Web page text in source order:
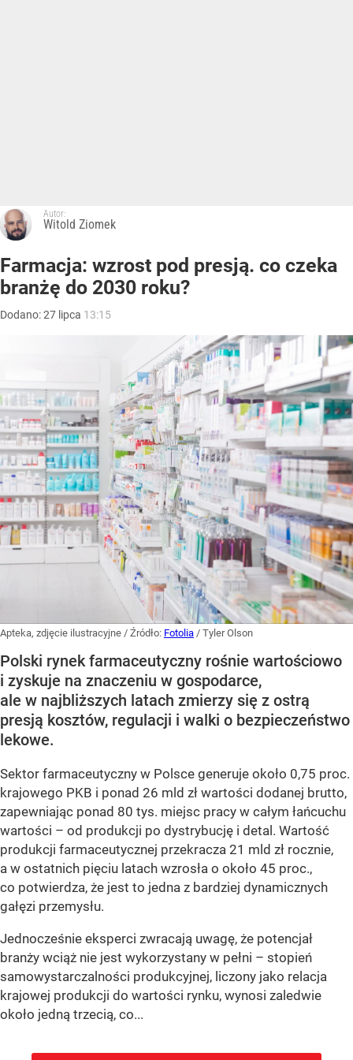
Autor:
Witold Ziomek
Farmacja: wzrost pod presją. co czeka
branżę do 2030 roku?
Dodano:27 lipca 13:15
Apteka, zdjęcie ilustracyjne / Źródło: Fotolia / Tyler Olson
Polski rynek farmaceutyczny rośnie wartościowo
i zyskuje na znaczeniu w gospodarce,
ale w najbliższych latach zmierzy się z ostrą
presją kosztów, regulacji i walki o bezpieczeństwo
lekowe.
Sektor farmaceutyczny w Polsce generuje około 0,75 proc.
krajowego PKB i ponad 26 mld zł wartości dodanej brutto,
zapewniając ponad 80 tys. miejsc pracy w całym łańcuchu
wartości – od produkcji po dystrybucję i detal. Wartość
produkcji farmaceutycznej przekracza 21 mld zł rocznie,
a w ostatnich pięciu latach wzrosła o około 45 proc.,
co potwierdza, że jest to jedna z bardziej dynamicznych
gałęzi przemysłu.
Jednocześnie eksperci zwracają uwagę, że potencjał
branży wciąż nie jest wykorzystany w pełni – stopień
samowystarczalności produkcyjnej, liczony jako relacja
krajowej produkcji do wartości rynku, wynosi zaledwie
około jedną trzecią, co...